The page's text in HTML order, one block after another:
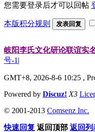
您需要登录后才可以回帖
本版积分规则 发表回复
岐阳李氏文化研论联谊实
号-1 |
GMT+8, 2026-8-6 10:25 ,
Powered by Discuz! X3
© 2001-2013 Comsenz Inc.
快速回复 返回顶部 返回列